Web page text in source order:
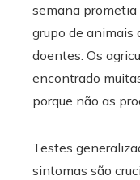
semana prometia
grupo de animais
doentes. Os
encontrado
porque não as
Testes
sintomas são